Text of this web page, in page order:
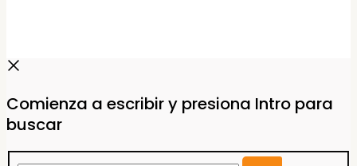
Comienza a escribir y presiona Intro para
buscar